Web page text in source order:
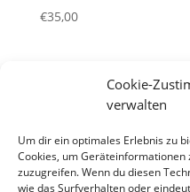
Cookie-
verwalten
Um dir ein optimales Erlebnis zu
Cookies, um
zuzugreifen. Wenn du diesen
wie das Surfverhalten oder
€35,00
Neueste Beiträge
Hallo Welt!